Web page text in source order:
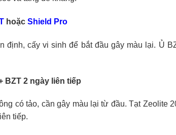
hoặc Shield Pro
định, cấy vi sinh để bắt đầu gây màu lại. Ủ
BZT 2 ngày liên tiếp
có tảo, cần gây màu lại từ đầu. Tạt Zeolite
tiếp.